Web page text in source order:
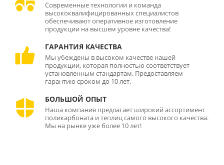
Современные технологии и команда
высококвалифицированных специалистов
обеспечивают оперативное изготовление
продукции на высшем уровне качества!
ГАРАНТИЯ КАЧЕСТВА
Мы убеждены в высоком качестве нашей
продукции, которая полностью соответствует
установленным стандартам. Предоставляем
гарантию сроком до 10 лет.
БОЛЬШОЙ ОПЫТ
Наша компания предлагает широкий ассортимент
поликарбоната и теплиц самого высокого качества.
Мы на рынке уже более 10 лет!